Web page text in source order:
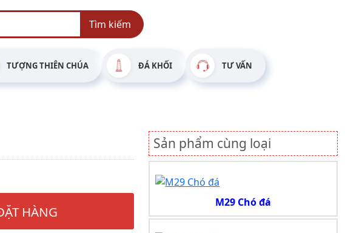
Tìm kiếm
TƯỢNG THIÊN CHÚA ĐÁ KHỐI TƯ VẤN
HÀNG
Sản phẩm cùng loại
M29 Chó đá